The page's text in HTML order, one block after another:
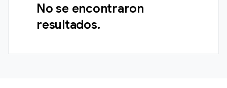
No se encontraron
resultados.